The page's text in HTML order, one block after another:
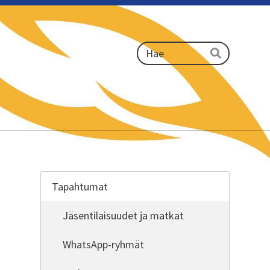
Haku
Hae
Tapahtumat
Jäsentilaisuudet ja matkat
WhatsApp-ryhmät